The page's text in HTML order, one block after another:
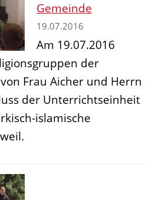
Gemeinde
19.07.2016
Am 19.07.2016
der
Frau Aicher und Herrn
der Unterrichtseinheit
islamische